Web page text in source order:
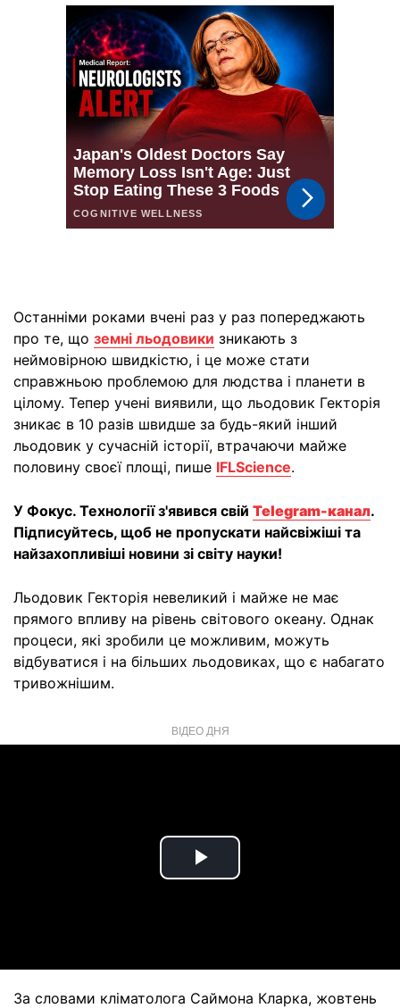
Останніми роками вчені раз у раз попереджають
про те, що земні льодовики зникають з
неймовірною швидкістю, і це може стати
справжньою проблемою для людства і планети в
цілому. Тепер учені виявили, що льодовик Гекторія
зникає в 10 разів швидше за будь-який інший
льодовик у сучасній історії, втрачаючи майже
половину своєї площі, пише IFLScience.
У Фокус. Технології з'явився свій Telegram-канал.
Підписуйтесь, щоб не пропускати найсвіжіші та
найзахопливіші новини зі світу науки!
Льодовик Гекторія невеликий і майже не має
прямого впливу на рівень світового океану. Однак
процеси, які зробили це можливим, можуть
відбуватися і на більших льодовиках, що є набагато
тривожнішим.
ВІДЕО ДНЯ
Play
За словами кліматолога Саймона Кларка, жовтень